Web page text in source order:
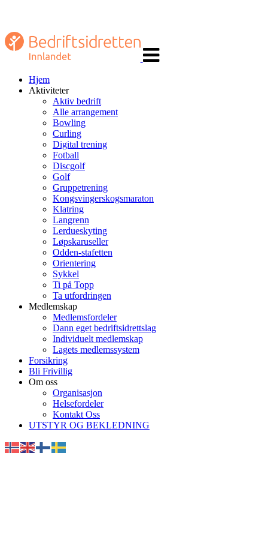
navigasjon
Hjem
Aktiviteter
Aktiv bedrift
Alle arrangement
Bowling
Curling
Digital trening
Fotball
Discgolf
Golf
Gruppetrening
Kongsvingerskogsmaraton
Klatring
Langrenn
Lerdueskyting
Løpskaruseller
Odden-stafetten
Orientering
Sykkel
Ti på Topp
Ta utfordringen
Medlemskap
Medlemsfordeler
Dann eget bedriftsidrettslag
Individuelt medlemskap
Lagets medlemssystem
Forsikring
Bli Frivillig
Om oss
Organisasjon
Helsefordeler
Kontakt Oss
UTSTYR OG BEKLEDNING